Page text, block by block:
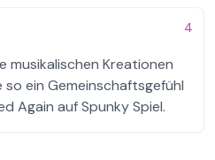
4
musikalischen Kreationen
ein Gemeinschaftsgefühl
Again auf Spunky Spiel.